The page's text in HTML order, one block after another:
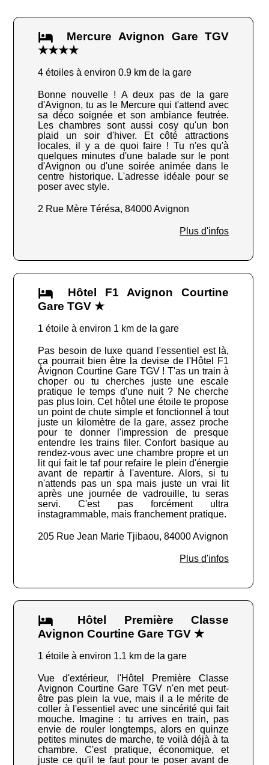
Mercure Avignon Gare TGV
★★★★
4 étoiles à environ 0.9 km de la gare
Bonne nouvelle ! A deux pas de la gare
d'Avignon, tu as le Mercure qui t'attend avec
sa déco soignée et son ambiance feutrée.
Les chambres sont aussi cosy qu'un bon
plaid un soir d'hiver. Et côté attractions
locales, il y a de quoi faire ! Tu n'es qu'à
quelques minutes d'une balade sur le pont
d'Avignon ou d'une soirée animée dans le
centre historique. L'adresse idéale pour se
poser avec style.
2 Rue Mère Térésa, 84000 Avignon
Plus d'infos
Hôtel F1 Avignon Courtine
Gare TGV ★
1 étoile à environ 1 km de la gare
Pas besoin de luxe quand l'essentiel est là,
ça pourrait bien être la devise de l'Hôtel F1
Avignon Courtine Gare TGV ! T'as un train à
choper ou tu cherches juste une escale
pratique le temps d'une nuit ? Ne cherche
pas plus loin. Cet hôtel une étoile te propose
un point de chute simple et fonctionnel à tout
juste un kilomètre de la gare, assez proche
pour te donner l'impression de presque
entendre les trains filer. Confort basique au
rendez-vous avec une chambre propre et un
lit qui fait le taf pour refaire le plein d'énergie
avant de repartir à l'aventure. Alors, si tu
n'attends pas un spa mais juste un vrai lit
après une journée de vadrouille, tu seras
servi. C'est pas forcément ultra
instagrammable, mais franchement pratique.
205 Rue Jean Marie Tjibaou, 84000 Avignon
Plus d'infos
Hôtel Première Classe
Avignon Courtine Gare TGV ★
1 étoile à environ 1.1 km de la gare
Vue d'extérieur, l'Hôtel Première Classe
Avignon Courtine Gare TGV n'en met peut-
être pas plein la vue, mais il a le mérite de
coller à l'essentiel avec une sincérité qui fait
mouche. Imagine : tu arrives en train, pas
envie de rouler longtemps, alors en quinze
petites minutes de marche, te voilà déjà à ta
chambre. C'est pratique, économique, et
juste ce qu'il te faut pour te poser avant de